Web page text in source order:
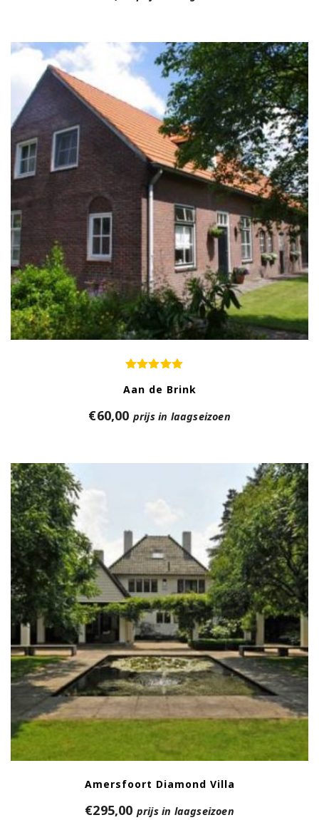
Aan de Brink
€60,00 prijs in laagseizoen
Amersfoort Diamond Villa
€295,00 prijs in laagseizoen